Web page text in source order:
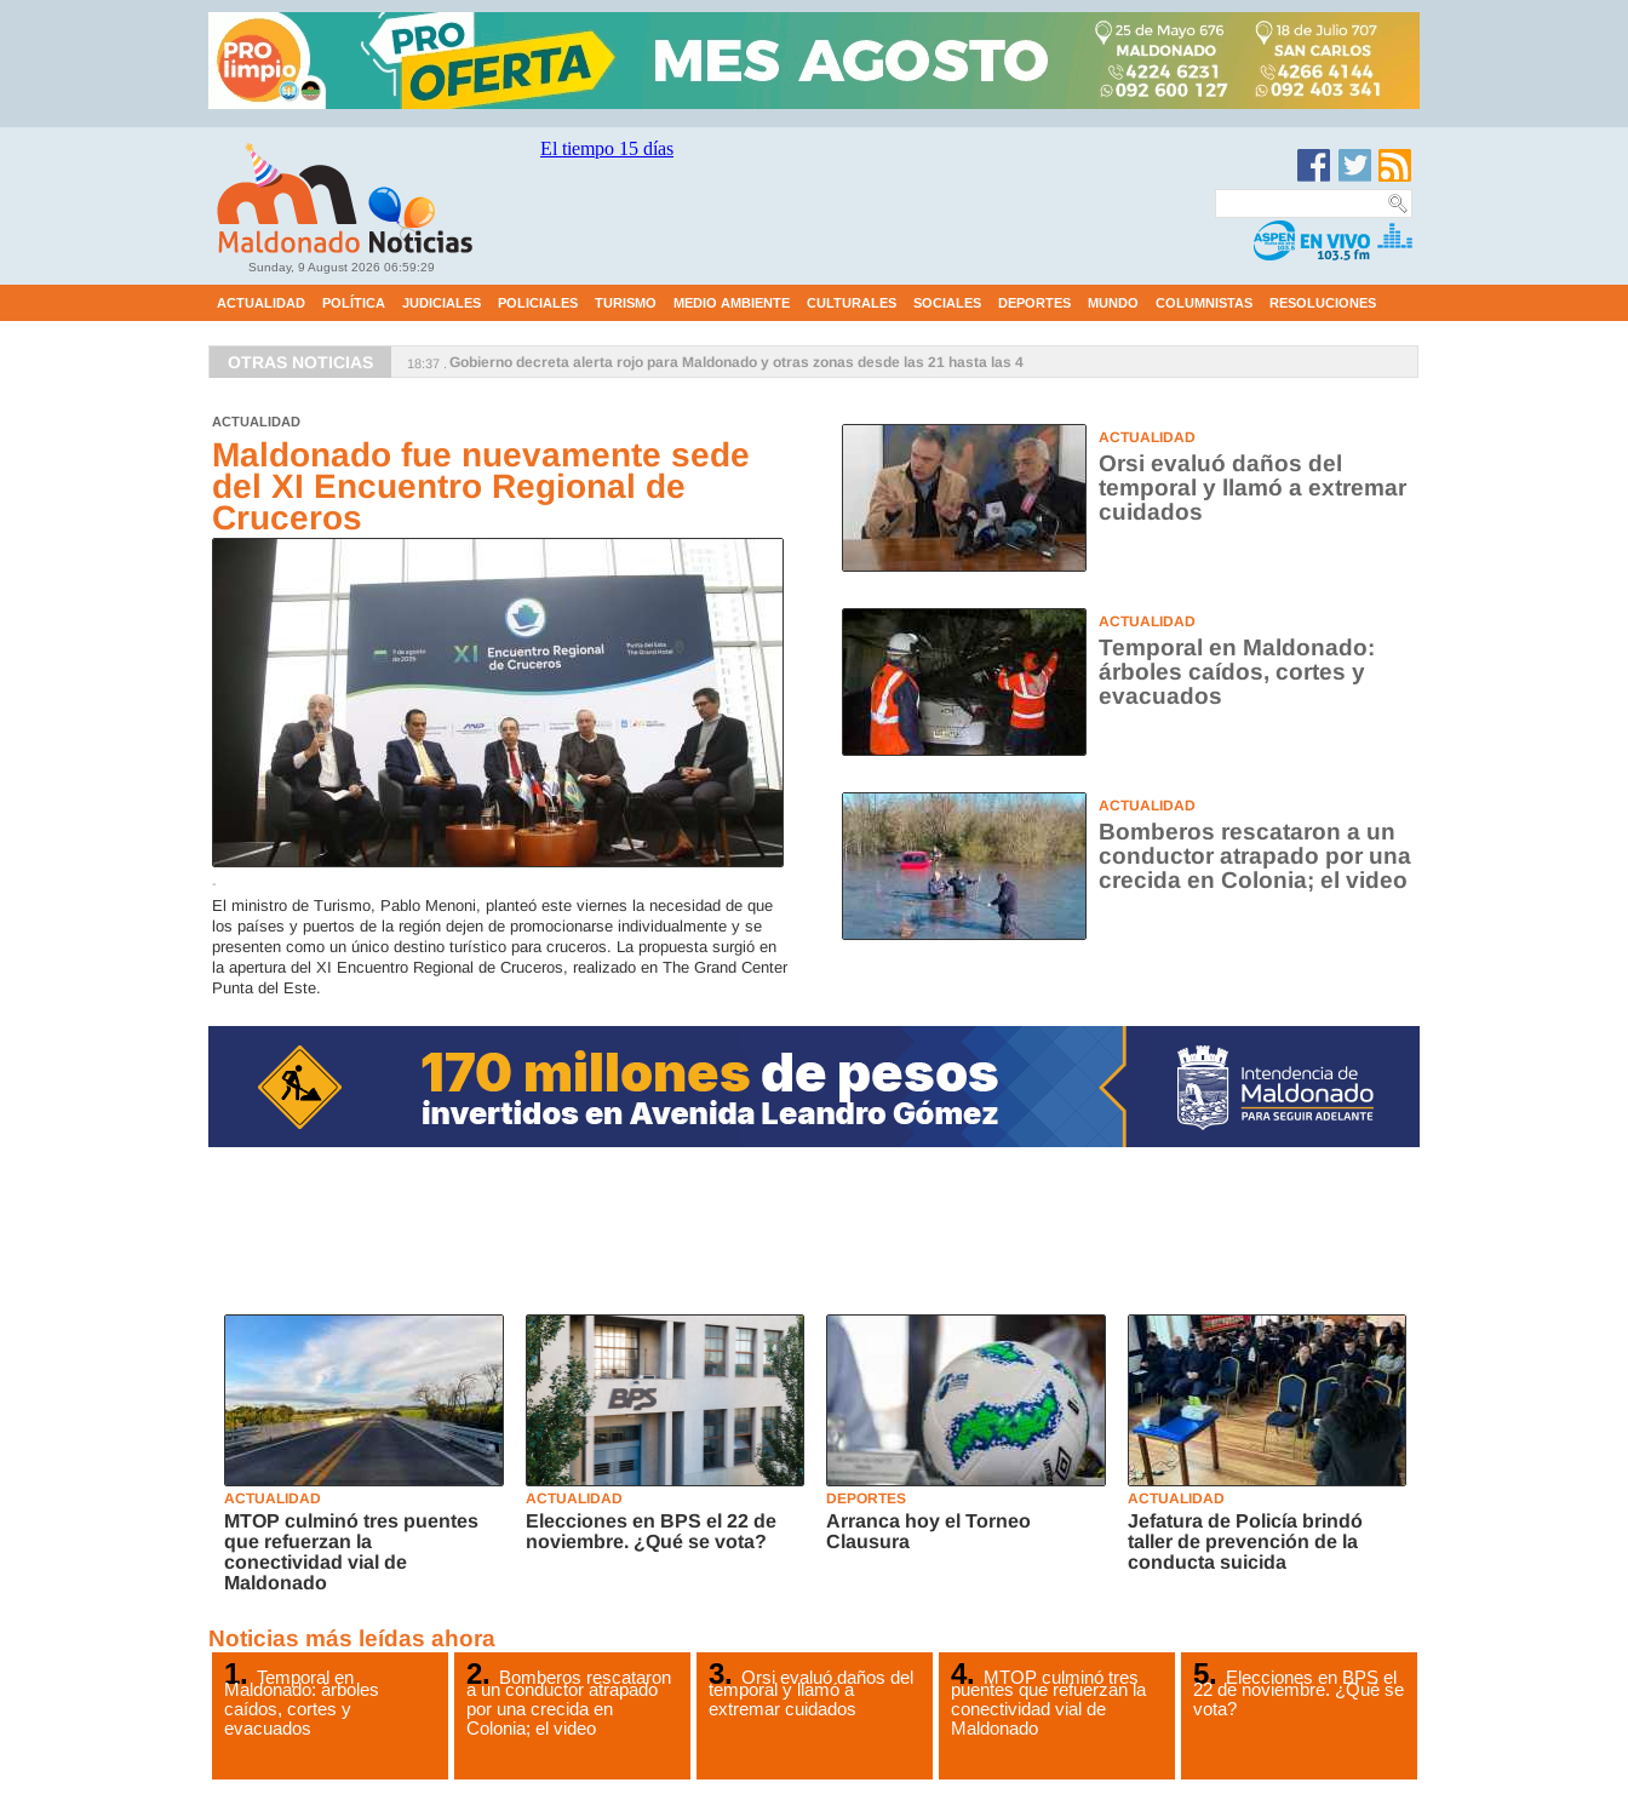
Sunday, 9 August 2026 06:59:30
ACTUALIDAD POLÍTICA JUDICIALES POLICIALES TURISMO MEDIO AMBIENTE CULTURALES SOCIALES DEPORTES MUNDO COLUMNISTAS RESOLUCIONES
OTRAS NOTICIAS 17:30 .4 evacuados en Los Eucaliptus; CECOED Maldonado en alerta por pronósticos oficiales
ACTUALIDAD
Maldonado fue nuevamente sede
del XI Encuentro Regional de
Cruceros
-
El ministro de Turismo, Pablo Menoni, planteó este viernes la necesidad de que
los países y puertos de la región dejen de promocionarse individualmente y se
presenten como un único destino turístico para cruceros. La propuesta surgió en
la apertura del XI Encuentro Regional de Cruceros, realizado en The Grand Center
Punta del Este.
ACTUALIDAD
Orsi evaluó daños del
temporal y llamó a extremar
cuidados
ACTUALIDAD
Temporal en Maldonado:
árboles caídos, cortes y
evacuados
ACTUALIDAD
Bomberos rescataron a un
conductor atrapado por una
crecida en Colonia; el video
ACTUALIDAD
MTOP culminó tres puentes
que refuerzan la
conectividad vial de
Maldonado
ACTUALIDAD
Elecciones en BPS el 22 de
noviembre. ¿Qué se vota?
DEPORTES
Arranca hoy el Torneo
Clausura
ACTUALIDAD
Jefatura de Policía brindó
taller de prevención de la
conducta suicida
Noticias más leídas ahora
Temporal en
Maldonado: árboles
caídos, cortes y
evacuados
Bomberos rescataron
a un conductor atrapado
por una crecida en
Colonia; el video
Orsi evaluó daños del
temporal y llamó a
extremar cuidados
MTOP culminó tres
puentes que refuerzan la
conectividad vial de
Maldonado
Elecciones en BPS el
22 de noviembre. ¿Qué se
vota?